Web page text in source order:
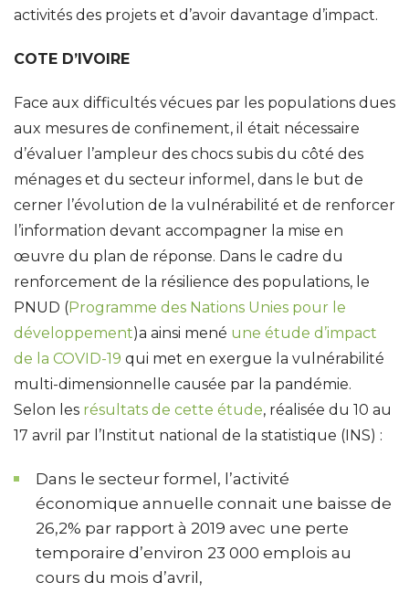
activités des projets et d’avoir davantage d’impact.
COTE D’IVOIRE
Face aux difficultés vécues par les populations dues
aux mesures de confinement, il était nécessaire
d’évaluer l’ampleur des chocs subis du côté des
ménages et du secteur informel, dans le but de
cerner l’évolution de la vulnérabilité et de renforcer
l’information devant accompagner la mise en
œuvre du plan de réponse. Dans le cadre du
renforcement de la résilience des populations, le
PNUD (Programme des Nations Unies pour le
développement)a ainsi mené une étude d’impact
de la COVID-19 qui met en exergue la vulnérabilité
multi-dimensionnelle causée par la pandémie.
Selon les résultats de cette étude, réalisée du 10 au
17 avril par l’Institut national de la statistique (INS) :
Dans le secteur formel, l’activité
économique annuelle connait une baisse de
26,2% par rapport à 2019 avec une perte
temporaire d’environ 23 000 emplois au
cours du mois d’avril,